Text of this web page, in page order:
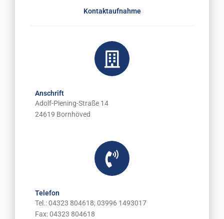
Kontaktaufnahme
Anschrift
Adolf-Piening-Straße 14
24619 Bornhöved
Telefon
Tel.: 04323 804618; 03996 1493017
Fax: 04323 804618